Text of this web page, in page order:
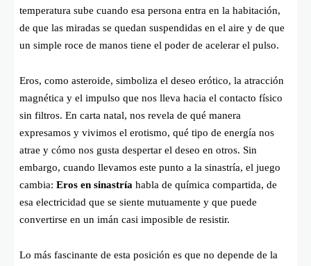
temperatura sube cuando esa persona entra en la habitación,
de que las miradas se quedan suspendidas en el aire y de que
un simple roce de manos tiene el poder de acelerar el pulso.
Eros, como asteroide, simboliza el deseo erótico, la atracción
magnética y el impulso que nos lleva hacia el contacto físico
sin filtros. En carta natal, nos revela de qué manera
expresamos y vivimos el erotismo, qué tipo de energía nos
atrae y cómo nos gusta despertar el deseo en otros. Sin
embargo, cuando llevamos este punto a la sinastría, el juego
cambia: Eros en sinastría habla de química compartida, de
esa electricidad que se siente mutuamente y que puede
convertirse en un imán casi imposible de resistir.
Lo más fascinante de esta posición es que no depende de la